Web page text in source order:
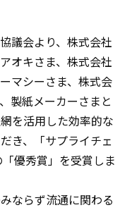
議会より、株式会社
オキさま、株式会社
マシーさま、株式会
製紙メーカーさまと
を活用した効率的な
き、「サプライチェ
優秀賞」を受賞しま
ならず流通に関わる